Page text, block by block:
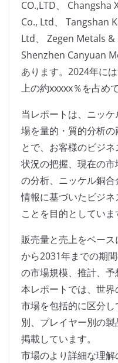
CO.,LTD、
Co., Ltd、 Tangshan
Ltd、 Zegen Metals &
Shenzhen Canyuan
あります。2024年に
上の約xxxxx％を占めて
当レポートは、ニッ
場を量的・質的分析
とで、お客様のビジ
状況の把握、現在の
の分析、ニッケル銅
情報に基づいたビジ
ことを目的としていま
販売量と売上をベー
から2031年までの期
の市場規模、推計、予
本レポートでは、世
市場を包括的に区分
別、プレイヤー別の
掲載しています。
市場のより詳細な理